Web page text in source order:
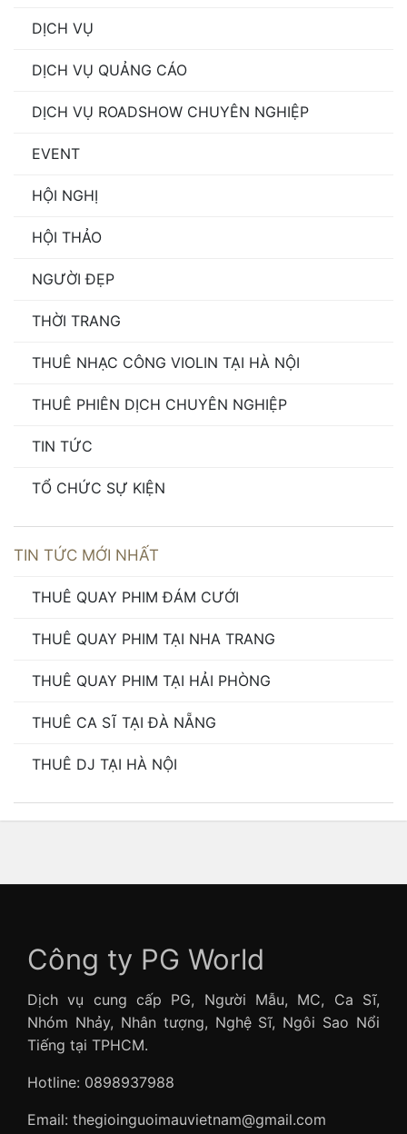
DỊCH VỤ
DỊCH VỤ QUẢNG CÁO
DỊCH VỤ ROADSHOW CHUYÊN NGHIỆP
EVENT
HỘI NGHỊ
HỘI THẢO
NGƯỜI ĐẸP
THỜI TRANG
THUÊ NHẠC CÔNG VIOLIN TẠI HÀ NỘI
THUÊ PHIÊN DỊCH CHUYÊN NGHIỆP
TIN TỨC
TỔ CHỨC SỰ KIỆN
TIN TỨC MỚI NHẤT
THUÊ QUAY PHIM ĐÁM CƯỚI
THUÊ QUAY PHIM TẠI NHA TRANG
THUÊ QUAY PHIM TẠI HẢI PHÒNG
THUÊ CA SĨ TẠI ĐÀ NẴNG
THUÊ DJ TẠI HÀ NỘI
Công ty PG World
Dịch vụ cung cấp PG, Người Mẫu, MC, Ca Sĩ,
Nhóm Nhảy, Nhân tượng, Nghệ Sĩ, Ngôi Sao Nổi
Tiếng tại TPHCM.
Hotline: 0898937988
Email: thegioinguoimauvietnam@gmail.com